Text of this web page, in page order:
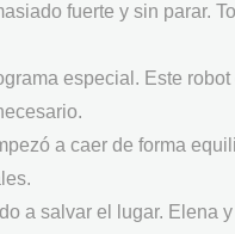
fuerte y sin parar.
especial. Este
a caer de forma
a salvar el lugar. Elena